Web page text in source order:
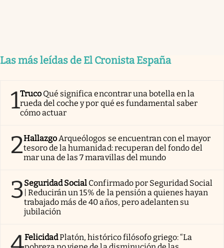
Las más leídas de El Cronista España
1Truco Qué significa encontrar una botella en la
rueda del coche y por qué es fundamental saber
cómo actuar
2HallazgoArqueólogos se encuentran con el mayor
tesoro de la humanidad: recuperan del fondo del
mar una de las 7 maravillas del mundo
3Seguridad Social Confirmado por Seguridad Social
| Reducirán un 15% de la pensión a quienes hayan
trabajado más de 40 años, pero adelanten su
jubilación
FelicidadPlatón, histórico filósofo griego: “La